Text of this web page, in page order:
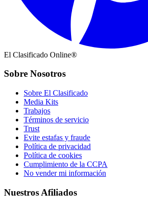
El Clasificado Online®
Sobre Nosotros
Sobre El Clasificado
Media Kits
Trabajos
Términos de servicio
Trust
Evite estafas y fraude
Política de privacidad
Política de cookies
Cumplimiento de la CCPA
No vender mi información
Nuestros Afiliados